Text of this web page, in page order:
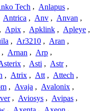
Tech , Anlapus ,
Antrica , Anv , Anvan ,
, Apix , Apklink , Apleye ,
, Ar3210 , Aran ,
, Arnan , Arp ,
, Asti , Astr ,
, Atrix , Att , Attech ,
, Avaja , Avalonix ,
, Aviosys , Avipas ,